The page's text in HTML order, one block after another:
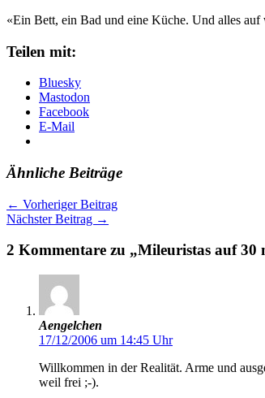
«Ein Bett, ein Bad und eine Küche. Und alles
Teilen mit:
Bluesky
Mastodon
Facebook
E-Mail
Ähnliche Beiträge
← Vorheriger Beitrag
Nächster Beitrag →
2 Kommentare zu „Mileuristas auf 30
Aengelchen
17/12/2006 um 14:45 Uhr
Willkommen in der Realität. Arme und
weil frei ;-).